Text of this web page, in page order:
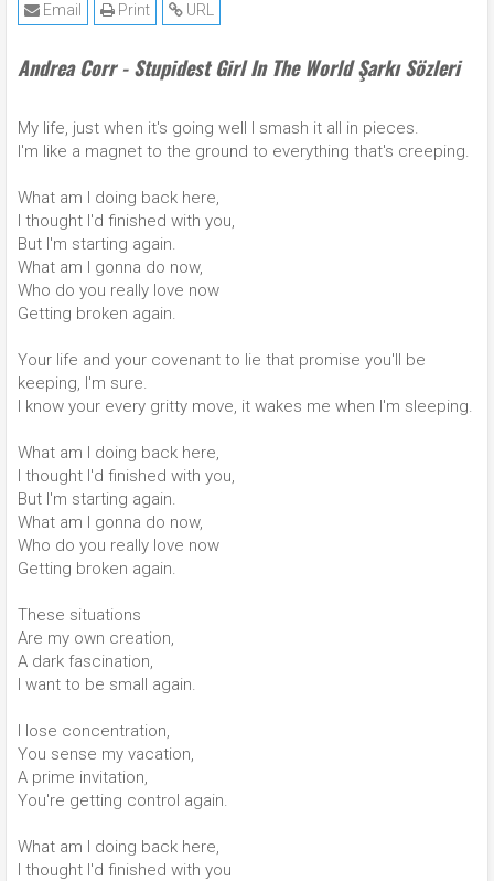
URL
Print
Email
Andrea Corr - Stupidest Girl In The World Şarkı Sözleri
My life, just when it's going well I smash it all in pieces.
I'm like a magnet to the ground to everything that's creeping.
What am I doing back here,
I thought I'd finished with you,
But I'm starting again.
What am I gonna do now,
Who do you really love now
Getting broken again.
Your life and your covenant to lie that promise you'll be
keeping, I'm sure.
I know your every gritty move, it wakes me when I'm sleeping.
What am I doing back here,
I thought I'd finished with you,
But I'm starting again.
What am I gonna do now,
Who do you really love now
Getting broken again.
These situations
Are my own creation,
A dark fascination,
I want to be small again.
I lose concentration,
You sense my vacation,
A prime invitation,
You're getting control again.
What am I doing back here,
I thought I'd finished with you